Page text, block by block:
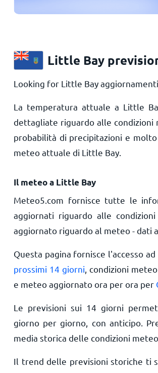
Little Bay
Looking for Little Bay
La temperatura attuale a Little
dettagliate riguardo alle condizioni
probabilità di precipitazioni e
meteo attuale di Little Bay.
Il meteo a Little Bay
Meteo5.com fornisce tutte le
aggiornati riguardo alle
aggiornato riguardo al meteo - dati
Questa pagina fornisce l'accesso
prossimi 14 giorni , condizioni
e meteo aggiornato ora per ora per
Le previsioni sui 14 giorni
giorno per giorno, con anticipo.
media storica delle condizioni
Il trend delle previsioni storiche ti